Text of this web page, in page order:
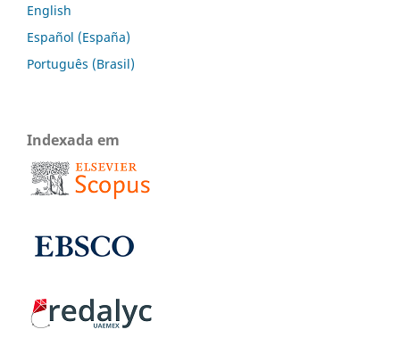
English
Español (España)
Português (Brasil)
Indexada em